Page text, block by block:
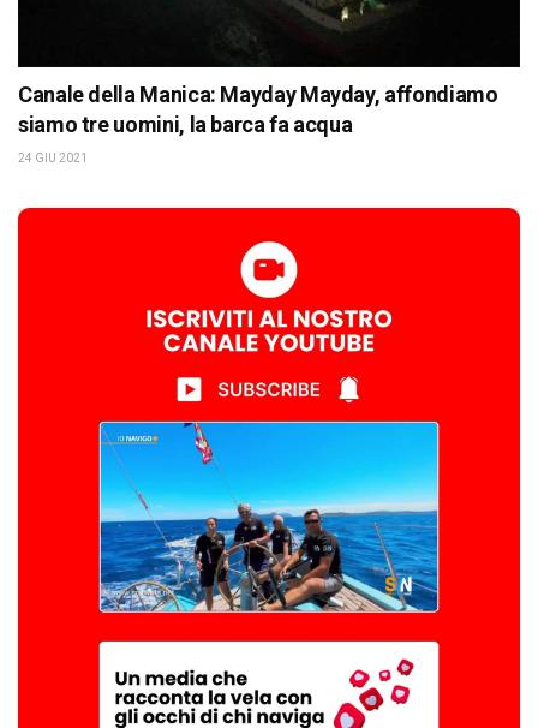
Canale della Manica: Mayday Mayday, affondiamo
siamo tre uomini, la barca fa acqua
24 GIU 2021